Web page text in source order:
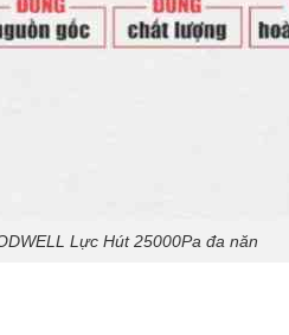
Lực Hút 25000Pa đa năn